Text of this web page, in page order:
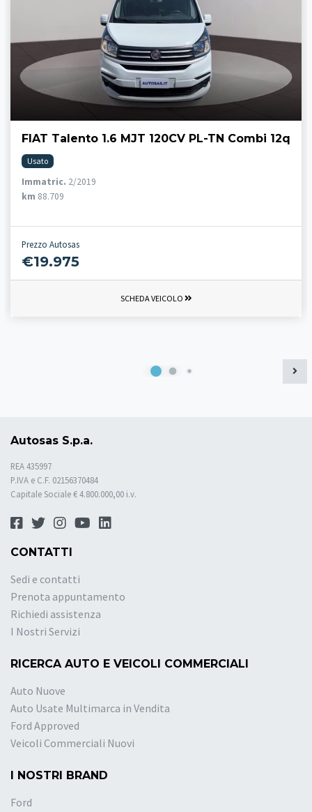
FIAT Talento 1.6 MJT 120CV PL-TN Combi 12q
Usato
Immatric. 2/2019
km 88.709
Prezzo Autosas
€19.975
SCHEDA VEICOLO
Autosas S.p.a.
REA 435997
P.IVA e C.F. 02156370484
Capitale Sociale € 4.800.000,00 i.v.
CONTATTI
Sedi e contatti
Prenota appuntamento
Richiedi assistenza
I Nostri Servizi
RICERCA AUTO E VEICOLI COMMERCIALI
Auto Nuove
Auto Usate Multimarca in Vendita
Ford Approved
Veicoli Commerciali Nuovi
I NOSTRI BRAND
Ford